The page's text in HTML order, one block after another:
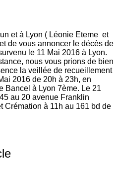
et à Lyon ( Léonie Eteme et
de vous annoncer le décès de
le 11 Mai 2016 à Lyon.
nous vous prions de bien
la veillée de recueillement
2016 de 20h à 23h, en
Bancel à Lyon 7ème. Le 21
au 20 avenue Franklin
Crémation à 11h au 161 bd de